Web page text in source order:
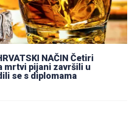
NAČIN Četiri
mrtvi pijani završili u
se s diplomama